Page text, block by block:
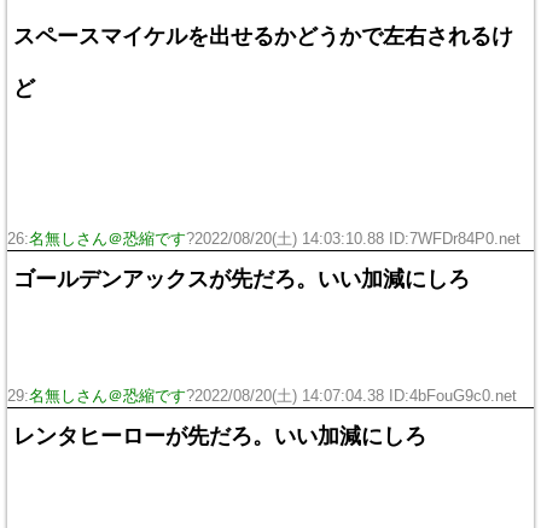
スペースマイケルを出せるかどうかで左右されるけ
ど
26:名無しさん＠恐縮です?2022/08/20(土) 14:03:10.88 ID:7WFDr84P0.net
ゴールデンアックスが先だろ。いい加減にしろ
29:名無しさん＠恐縮です?2022/08/20(土) 14:07:04.38 ID:4bFouG9c0.net
レンタヒーローが先だろ。いい加減にしろ